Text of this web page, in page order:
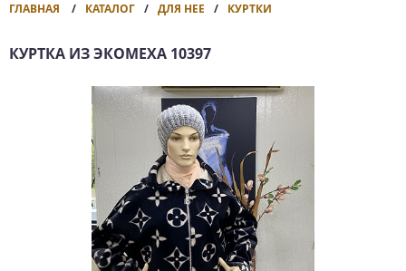
ГЛАВНАЯ КАТАЛОГ ДЛЯ НЕЕ КУРТКИ
КУРТКА ИЗ ЭКОМЕХА 10397